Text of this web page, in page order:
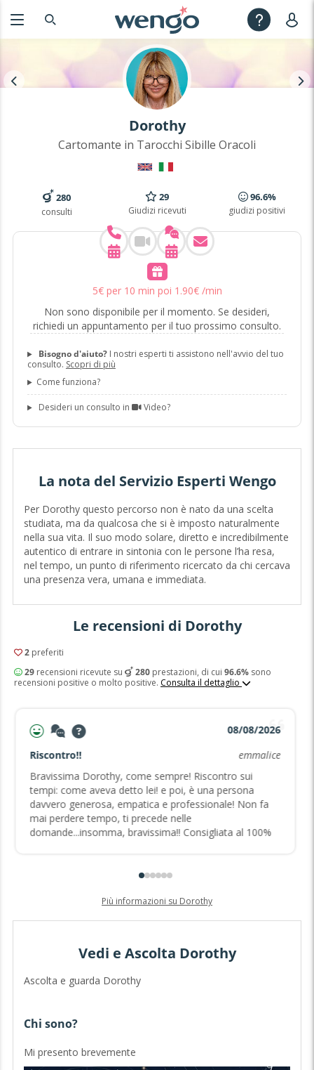
Dorothy
Cartomante in Tarocchi Sibille Oracoli
280
consulti
29
Giudizi ricevuti
96.6%
giudizi positivi
5€per 10 min poi 1 .90€/min
Non sono disponibile per il momento. Se desideri,
richiedi un appuntamento per il tuo prossimo consulto.
Bisogno d'aiuto?I nostri esperti ti assistono nell'avvio del tuo
consulto. Scopri di più
Come funziona?
Desideri un consulto in Video?
La nota del Servizio Esperti Wengo
Per Dorothy questo percorso non è nato da una scelta
studiata, ma da qualcosa che si è imposto naturalmente
nella sua vita. Il suo modo solare, diretto e incredibilmente
autentico di entrare in sintonia con le persone l’ha resa,
nel tempo, un punto di riferimento ricercato da chi cercava
una presenza vera, umana e immediata.
Le recensioni di Dorothy
2preferiti
29recensioni ricevute su 280prestazioni, di cui 96.6%sono
recensioni positive o molto positive. Consulta il dettaglio
08/08/2026
Riscontro!!
emmalice
Bravissima Dorothy, come sempre! Riscontro sui
tempi: come aveva detto lei! e poi, è una persona
davvero generosa, empatica e professionale! Non fa
mai perdere tempo, ti precede nelle
domande...insomma, bravissima!! Consigliata al 100%
Più informazioni su Dorothy
Vedi e Ascolta Dorothy
Ascolta e guarda Dorothy
Chi sono?
Mi presento brevemente